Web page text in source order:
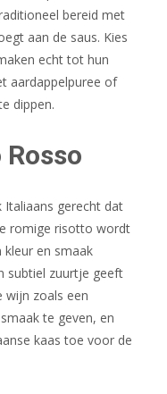
bereid met
aan de saus. Kies
echt tot hun
aardappelpuree of
dippen.
Italiaans gerecht dat
romige risotto wordt
en smaak
subtiel zuurtje geeft
wijn zoals een
te geven, en
kaas toe voor de